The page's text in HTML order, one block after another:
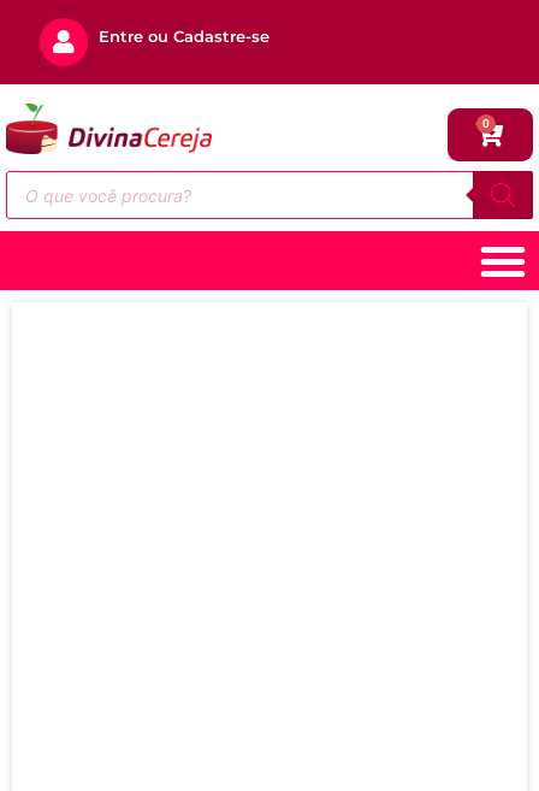
Entre ou Cadastre-se
0